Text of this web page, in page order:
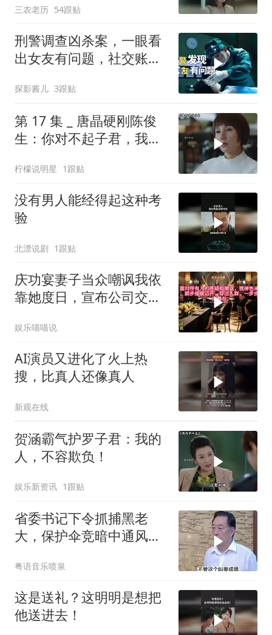
三农老历 54跟贴
刑警调查凶杀案，一眼看
出女友有问题，社交账号
探影酱儿 3跟贴
第 17 集 _ 唐晶硬刚陈俊
生：你对不起子君，我就
柠檬说明星 1跟贴
没有男人能经得起这种考
验
北漂说剧 1跟贴
庆功宴妻子当众嘲讽我依
靠她度日，宣布公司交给
娱乐喵喵说
AI演员又进化了火上热
搜，比真人还像真人
新观在线
贺涵霸气护罗子君：我的
人，不容欺负！
娱乐新资讯 1跟贴
省委书记下令抓捕黑老
大，保护伞竞暗中通风报
粤语音乐喷泉
这是送礼？这明明是想把
他送进去！